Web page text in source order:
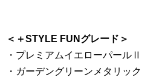
＜＋STYLE FUNグレード＞
・プレミアムイエローパールⅡ
・ガーデングリーンメタリック